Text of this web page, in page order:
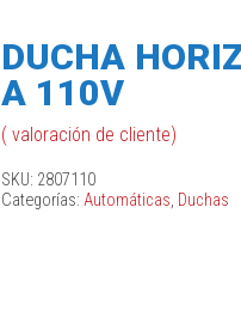
DUCHA
A 110V
(valoración de cliente)
SKU: 2807110
Categorías: Automáticas, Duchas